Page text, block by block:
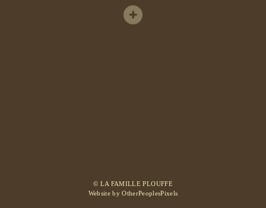
© LA FAMILLE PLOUFFE
Website by OtherPeoplesPixels